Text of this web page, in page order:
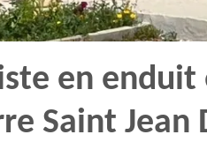
en
Saint Jean